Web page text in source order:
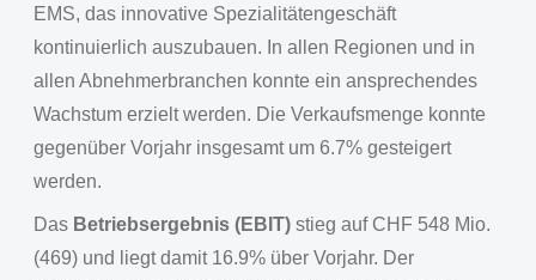
EMS, das innovative Spezialitätengeschäft
kontinuierlich auszubauen. In allen Regionen und in
allen Abnehmerbranchen konnte ein ansprechendes
Wachstum erzielt werden. Die Verkaufsmenge konnte
gegenüber Vorjahr insgesamt um 6.7% gesteigert
werden.
Das Betriebsergebnis (EBIT) stieg auf CHF 548 Mio.
(469) und liegt damit 16.9% über Vorjahr. Der